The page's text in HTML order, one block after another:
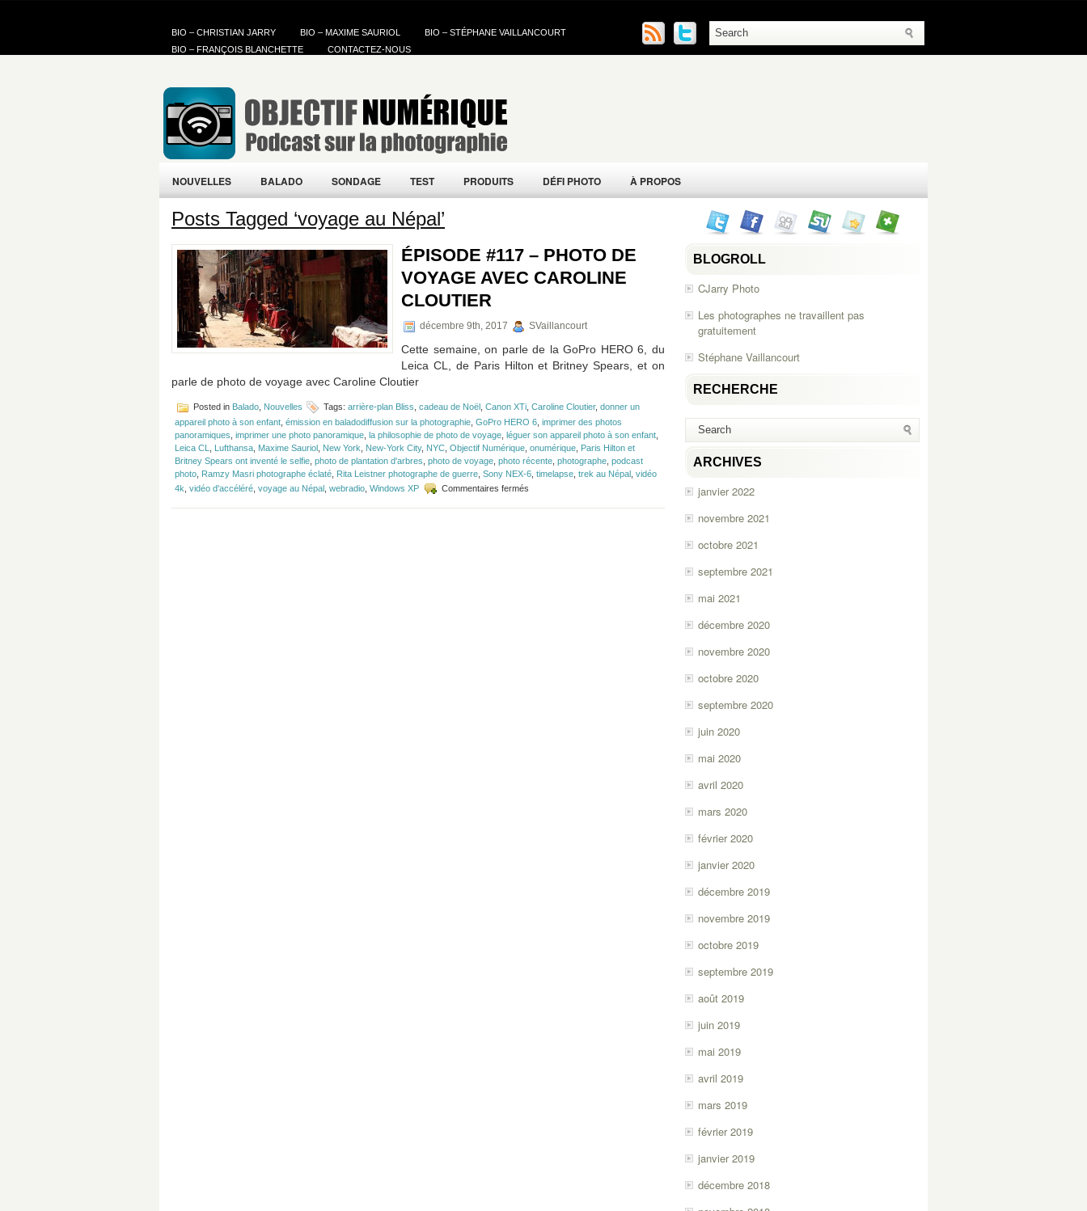
BIO – CHRISTIAN JARRY BIO – MAXIME SAURIOL
BIO – STÉPHANE VAILLANCOURT
BIO – FRANÇOIS BLANCHETTE
CONTACTEZ-NOUS
NOUVELLES BALADO SONDAGE TEST PRODUITS DÉFI PHOTO À PROPOS
Posts Tagged ‘voyage au Népal’
ÉPISODE #117 – PHOTO DE
VOYAGE AVEC CAROLINE
CLOUTIER
décembre 9th, 2017 SVaillancourt
Cette semaine, on parle de la GoPro HERO 6, du
Leica CL, de Paris Hilton et Britney Spears, et on
parle de photo de voyage avec Caroline Cloutier
Posted in Balado Nouvelles Tags: arrière-plan Bliss cadeau de Noël Canon XTi Caroline Cloutier, donner un
appareil photo à son enfant émission en baladodiffusion sur la photographie GoPro HERO 6 imprimer des photos
panoramiques imprimer une photo panoramique la philosophie de photo de voyage léguer son appareil photo à son enfant
Leica CL
Lufthansa Maxime Sauriol New York New-York City, NYC Objectif Numérique onumérique Paris Hilton et
Britney Spears ont inventé le selfie photo de plantation d'arbres photo de voyage photo récente photographe podcast
photo Ramzy Masri photographe éclaté Rita Leistner photographe de guerre Sony NEX-6 timelapse trek au Népal vidéo
4k vidéo d'accéléré voyage au Népal webradio Windows XP Commentaires fermés
#117
BLOGROLL
CJarry Photo
Les photographes ne travaillent pas
gratuitement
Stéphane Vaillancourt
RECHERCHE
ARCHIVES
janvier 2022
novembre 2021
octobre 2021
septembre 2021
mai 2021
décembre 2020
novembre 2020
octobre 2020
septembre 2020
juin 2020
mai 2020
avril 2020
mars 2020
février 2020
janvier 2020
décembre 2019
novembre 2019
octobre 2019
septembre 2019
août 2019
juin 2019
mai 2019
avril 2019
mars 2019
février 2019
janvier 2019
décembre 2018